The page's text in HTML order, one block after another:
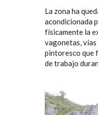
La zona ha
acondicionada
físicamente la
vagonetas,
pintoresco que
de trabajo